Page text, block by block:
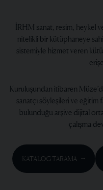
İRHM sanat, resim, heykel
nitelikli bir kütüphaneye
sistemiyle hizmet veren
Kuruluşundan itibaren
sanatçı söyleşileri ve
bulunduğu arşive dijital
çalışma
KATALOG TARAMA